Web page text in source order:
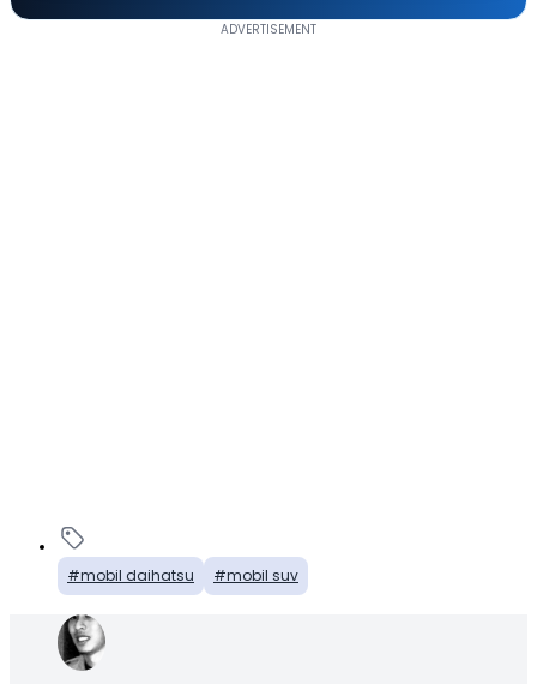
mobil daihatsu mobil suv